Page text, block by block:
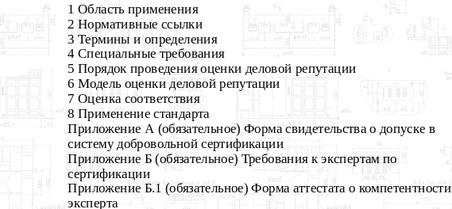
1 Область применения
2 Нормативные ссылки
3 Термины и определения
4 Специальные требования
5 Порядок проведения оценки деловой репутации
6 Модель оценки деловой репутации
7 Оценка соответствия
8 Применение стандарта
Приложение А (обязательное) Форма свидетельства о допуске в
систему добровольной сертификации
Приложение Б (обязательное) Требования к экспертам по
сертификации
Приложение Б.1 (обязательное) Форма аттестата о компетентности
эксперта